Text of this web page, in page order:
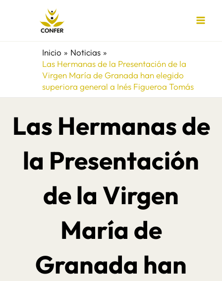
Inicio
Noticias
Las Hermanas de la Presentación de la
Virgen María de Granada han elegido
superiora general a Inés Figueroa Tomás
Las Hermanas de
la Presentación
de la Virgen
María de
Granada han